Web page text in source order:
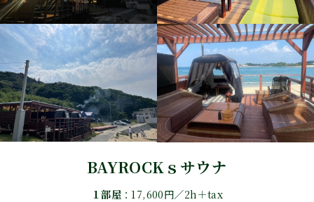
BAYROCKｓサウナ
１部屋 ：17,600円／2h＋tax